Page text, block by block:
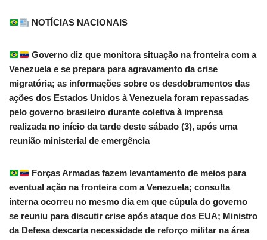
NOTÍCIAS NACIONAIS
Governo diz que monitora situação na fronteira com a
Venezuela e se prepara para agravamento da crise
migratória; as informações sobre os desdobramentos das
ações dos Estados Unidos à Venezuela foram repassadas
pelo governo brasileiro durante coletiva à imprensa
realizada no início da tarde deste sábado (3), após uma
reunião ministerial de emergência
Forças Armadas fazem levantamento de meios para
eventual ação na fronteira com a Venezuela; consulta
interna ocorreu no mesmo dia em que cúpula do governo
se reuniu para discutir crise após ataque dos EUA; Ministro
da Defesa descarta necessidade de reforço militar na área